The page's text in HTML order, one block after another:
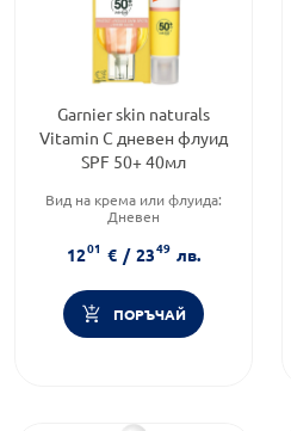
Garnier skin naturals
Vitamin C дневен флуид
SPF 50+ 40мл
Вид на крема или флуида:
Дневен
NATURALS
Функционалност:
Антиейдж
1201 € / 2349 лв.
ПОРЪЧАЙ